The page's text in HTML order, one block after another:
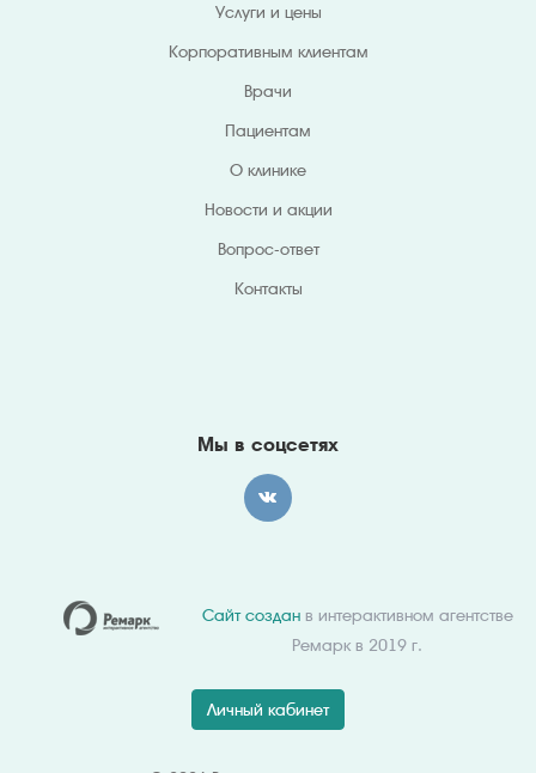
Услуги и цены
Корпоративным клиентам
Врачи
Пациентам
О клинике
Новости и акции
Вопрос-ответ
Контакты
Мы в соцсетях
Сайт созданв интерактивном агентстве
Ремарк в 2019 г.
Личный кабинет